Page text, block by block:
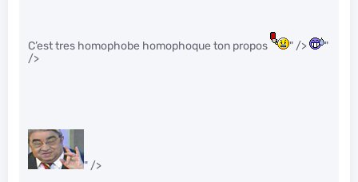
C’est tres homophobe homophoque ton propos " />
"
/>
" />